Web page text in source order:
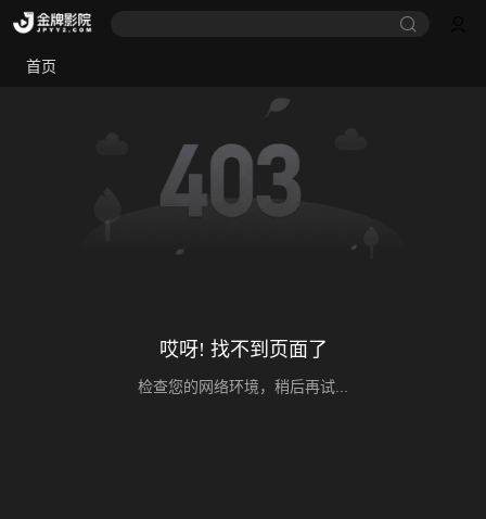
首页
哎呀! 找不到页面了
检查您的网络环境，稍后再试...